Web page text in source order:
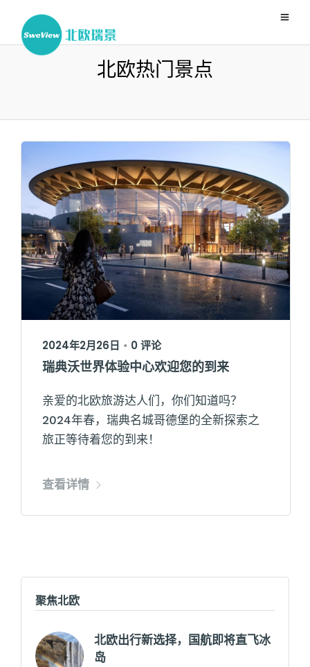
北欧热门景点
2024年2月26日 • 0 评论
瑞典沃世界体验中心欢迎您的到来
亲爱的北欧旅游达人们，你们知道吗？
2024年春，瑞典名城哥德堡的全新探索之
旅正等待着您的到来！
查看详情
聚焦北欧
北欧出行新选择，国航即将直飞冰
岛